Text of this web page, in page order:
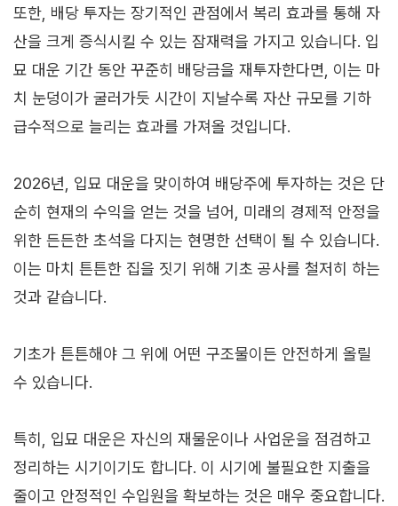
또한, 배당 투자는 장기적인 관점에서 복리 효과를 통해 자
산을 크게 증식시킬 수 있는 잠재력을 가지고 있습니다. 입
묘 대운 기간 동안 꾸준히 배당금을 재투자한다면, 이는 마
치 눈덩이가 굴러가듯 시간이 지날수록 자산 규모를 기하
급수적으로 늘리는 효과를 가져올 것입니다.
2026년, 입묘 대운을 맞이하여 배당주에 투자하는 것은 단
순히 현재의 수익을 얻는 것을 넘어, 미래의 경제적 안정을
위한 든든한 초석을 다지는 현명한 선택이 될 수 있습니다.
이는 마치 튼튼한 집을 짓기 위해 기초 공사를 철저히 하는
것과 같습니다.
기초가 튼튼해야 그 위에 어떤 구조물이든 안전하게 올릴
수 있습니다.
특히, 입묘 대운은 자신의 재물운이나 사업운을 점검하고
정리하는 시기이기도 합니다. 이 시기에 불필요한 지출을
줄이고 안정적인 수입원을 확보하는 것은 매우 중요합니다.